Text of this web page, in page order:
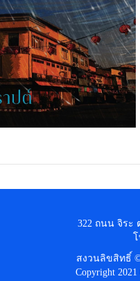
322 ถนน จิระ
สงวนลิขสิทธิ์ ©
Copyright 2021